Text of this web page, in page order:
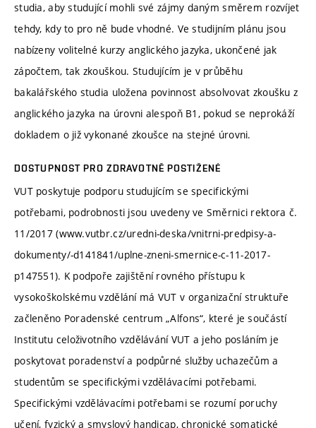
studia, aby studující mohli své zájmy daným směrem rozvíjet
tehdy, kdy to pro ně bude vhodné. Ve studijním plánu jsou
nabízeny volitelné kurzy anglického jazyka, ukončené jak
zápočtem, tak zkouškou. Studujícím je v průběhu
bakalářského studia uložena povinnost absolvovat zkoušku z
anglického jazyka na úrovni alespoň B1, pokud se neprokáží
dokladem o již vykonané zkoušce na stejné úrovni.
DOSTUPNOST PRO ZDRAVOTNĚ POSTIŽENÉ
VUT poskytuje podporu studujícím se specifickými
potřebami, podrobnosti jsou uvedeny ve Směrnici rektora č.
11/2017 (www.vutbr.cz/uredni-deska/vnitrni-predpisy-a-
dokumenty/-d141841/uplne-zneni-smernice-c-11-2017-
p147551). K podpoře zajištění rovného přístupu k
vysokoškolskému vzdělání má VUT v organizační struktuře
začleněno Poradenské centrum „Alfons“, které je součástí
Institutu celoživotního vzdělávání VUT a jeho posláním je
poskytovat poradenství a podpůrné služby uchazečům a
studentům se specifickými vzdělávacími potřebami.
Specifickými vzdělávacími potřebami se rozumí poruchy
učení, fyzický a smyslový handicap, chronické somatické